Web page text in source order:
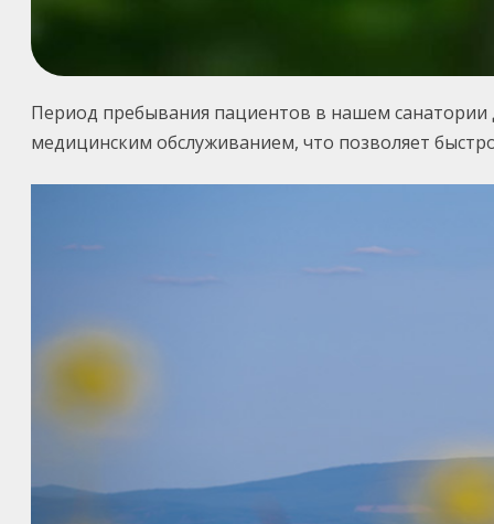
Период пребывания пациентов в нашем санатории
медицинским обслуживанием, что позволяет